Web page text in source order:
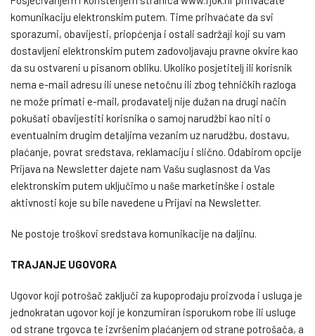
komunikaciju elektronskim putem. Time prihvaćate da svi
sporazumi, obavijesti, priopćenja i ostali sadržaji koji su vam
dostavljeni elektronskim putem zadovoljavaju pravne okvire kao
da su ostvareni u pisanom obliku. Ukoliko posjetitelj ili korisnik
nema e-mail adresu ili unese netočnu ili zbog tehničkih razloga
ne može primati e-mail, prodavatelj nije dužan na drugi način
pokušati obavijestiti korisnika o samoj narudžbi kao niti o
eventualnim drugim detaljima vezanim uz narudžbu, dostavu,
plaćanje, povrat sredstava, reklamaciju i slično. Odabirom opcije
Prijava na Newsletter dajete nam Vašu suglasnost da Vas
elektronskim putem uključimo u naše marketinške i ostale
aktivnosti koje su bile navedene u Prijavi na Newsletter.
Ne postoje troškovi sredstava komunikacije na daljinu.
TRAJANJE UGOVORA
Ugovor koji potrošač zaključi za kupoprodaju proizvoda i usluga je
jednokratan ugovor koji je konzumiran isporukom robe ili usluge
od strane trgovca te izvršenim plaćanjem od strane potrošača, a